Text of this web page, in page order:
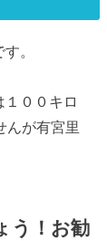
。
００キロ
んが有宮里
う！お勧